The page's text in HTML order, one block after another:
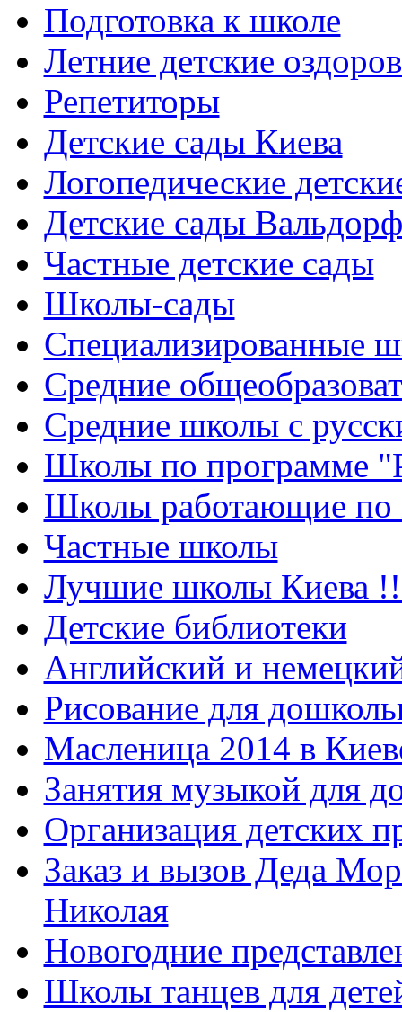
Подготовка к школе
Летние детские
Репетиторы
Детские сады Киева
Логопедические
Детские сады
Частные детские сады
Школы-сады
Cпециализированные
Cредние
Средние школы с
Школы по программе
Школы работающие по
Частные школы
Лучшие школы Киева
Детские библиотеки
Английский и
Рисование для
Масленица 2014 в
Занятия музыкой для
Организация детских
Заказ и вызов Деда
Николая
Новогодние
Школы танцев для